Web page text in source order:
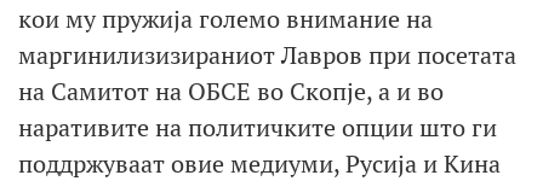
кои му пружија големо внимание на
маргинилизизираниот Лавров при посетата
на Самитот на ОБСЕ во Скопје, а и во
наративите на политичките опции што ги
поддржуваат овие медиуми, Русија и Кина